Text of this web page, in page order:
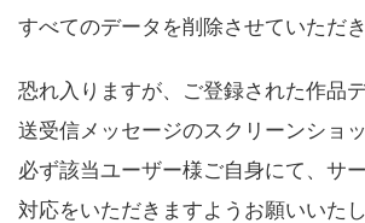
すべてのデータを削除させていただき
恐れ入りますが、ご登録された作品
送受信メッセージのスクリーンショ
必ず該当ユーザー様ご自身にて、サ
対応をいただきますようお願いいたし